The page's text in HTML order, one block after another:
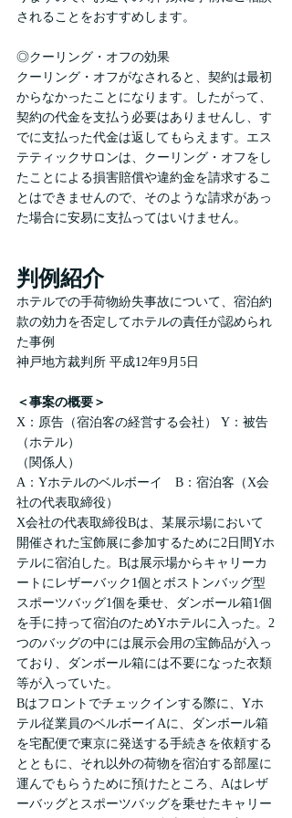
されることをおすすめします。
◎クーリング・オフの効果
クーリング・オフがなされると、契約は最初
からなかったことになります。したがって、
契約の代金を支払う必要はありませんし、す
でに支払った代金は返してもらえます。エス
テティックサロンは、クーリング・オフをし
たことによる損害賠償や違約金を請求するこ
とはできませんので、そのような請求があっ
た場合に安易に支払ってはいけません。
判例紹介
ホテルでの手荷物紛失事故について、宿泊約
款の効力を否定してホテルの責任が認められ
た事例
神戸地方裁判所 平成12年9月5日
＜事案の概要＞
X：原告（宿泊客の経営する会社） Y：被告
（ホテル）
（関係人）
A：Yホテルのベルボーイ　B：宿泊客（X会
社の代表取締役）
X会社の代表取締役Bは、某展示場において
開催された宝飾展に参加するために2日間Yホ
テルに宿泊した。Bは展示場からキャリーカ
ートにレザーバック1個とボストンバッグ型
スポーツバッグ1個を乗せ、ダンボール箱1個
を手に持って宿泊のためYホテルに入った。2
つのバッグの中には展示会用の宝飾品が入っ
ており、ダンボール箱には不要になった衣類
等が入っていた。
Bはフロントでチェックインする際に、Yホ
テル従業員のベルボーイAに、ダンボール箱
を宅配便で東京に発送する手続きを依頼する
とともに、それ以外の荷物を宿泊する部屋に
運んでもらうために預けたところ、Aはレザ
ーバッグとスポーツバッグを乗せたキャリー